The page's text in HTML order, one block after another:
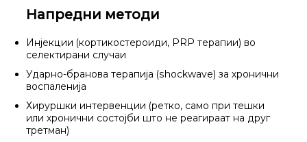
Напредни методи
Инјекции (кортикостероиди, PRP терапии) во
селектирани случаи
Ударно-бранова терапија (shockwave) за хронични
воспаленија
Хируршки интервенции (ретко, само при тешки
или хронични состојби што не реагираат на друг
третман)